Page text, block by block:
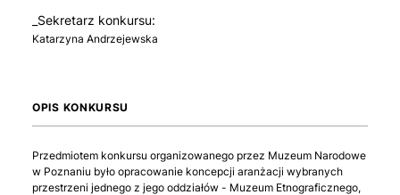
_Sekretarz konkursu:
Katarzyna Andrzejewska
OPIS KONKURSU
Przedmiotem konkursu organizowanego przez Muzeum Narodowe
w Poznaniu było opracowanie koncepcji aranżacji wybranych
przestrzeni jednego z jego oddziałów - Muzeum Etnograficznego,